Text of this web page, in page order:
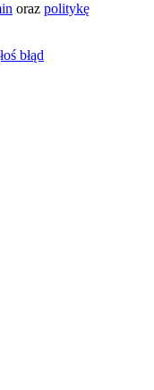
oraz politykę
błąd